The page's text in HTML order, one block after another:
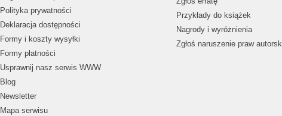
Polityka prywatności
Deklaracja dostępności
Formy i koszty wysyłki
Formy płatności
Usprawnij nasz serwis WWW
Blog
Newsletter
Mapa serwisu
Przykłady do książek
Nagrody i wyróżnienia
Zgłoś naruszenie praw